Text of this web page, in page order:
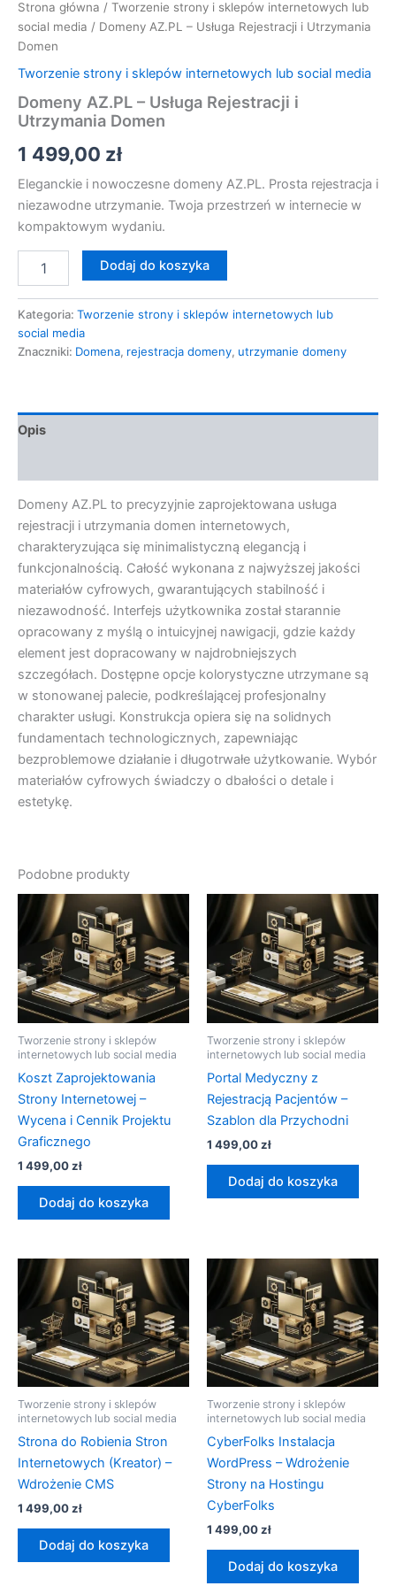
Strona główna / Tworzenie strony i sklepów internetowych lub
social media / Domeny AZ.PL – Usługa Rejestracji i Utrzymania
Domen
Tworzenie strony i sklepów internetowych lub social media
Domeny AZ.PL – Usługa Rejestracji i
Utrzymania Domen
1 499,00 zł
Eleganckie i nowoczesne domeny AZ.PL. Prosta rejestracja i
niezawodne utrzymanie. Twoja przestrzeń w internecie w
kompaktowym wydaniu.
Dodaj do koszyka
Kategoria: Tworzenie strony i sklepów internetowych lub
social media
Znaczniki: Domena, rejestracja domeny, utrzymanie domeny
Opis
Domeny AZ.PL to precyzyjnie zaprojektowana usługa
rejestracji i utrzymania domen internetowych,
charakteryzująca się minimalistyczną elegancją i
funkcjonalnością. Całość wykonana z najwyższej jakości
materiałów cyfrowych, gwarantujących stabilność i
niezawodność. Interfejs użytkownika został starannie
opracowany z myślą o intuicyjnej nawigacji, gdzie każdy
element jest dopracowany w najdrobniejszych
szczegółach. Dostępne opcje kolorystyczne utrzymane są
w stonowanej palecie, podkreślającej profesjonalny
charakter usługi. Konstrukcja opiera się na solidnych
fundamentach technologicznych, zapewniając
bezproblemowe działanie i długotrwałe użytkowanie. Wybór
materiałów cyfrowych świadczy o dbałości o detale i
estetykę.
Podobne produkty
Tworzenie strony i sklepów
internetowych lub social media
Koszt Zaprojektowania
Strony Internetowej –
Wycena i Cennik Projektu
Graficznego
1 499,00zł
Dodaj do koszyka
Tworzenie strony i sklepów
internetowych lub social media
Portal Medyczny z
Rejestracją Pacjentów –
Szablon dla Przychodni
1 499,00zł
Dodaj do koszyka
Tworzenie strony i sklepów
internetowych lub social media
Strona do Robienia Stron
Internetowych (Kreator) –
Wdrożenie CMS
1 499,00zł
Dodaj do koszyka
Tworzenie strony i sklepów
internetowych lub social media
CyberFolks Instalacja
WordPress – Wdrożenie
Strony na Hostingu
CyberFolks
1 499,00zł
Dodaj do koszyka